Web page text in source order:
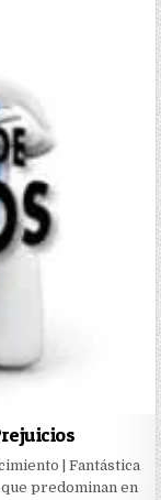
| Fantástica
predominan en